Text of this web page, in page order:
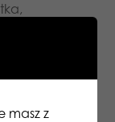
lat.
masz z